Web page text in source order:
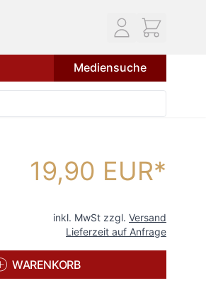
Mediensuche
19,90 EUR
inkl. MwSt zzgl. Versand
Lieferzeit auf Anfrage
WARENKORB